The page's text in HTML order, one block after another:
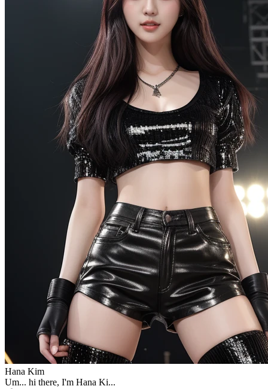
Hana Kim
Um... hi there, I'm Hana Ki...